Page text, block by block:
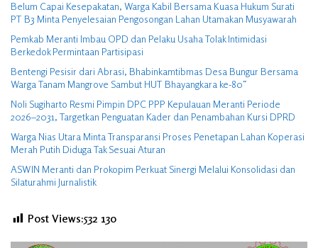
Belum Capai Kesepakatan, Warga Kabil Bersama Kuasa Hukum Surati
PT B3 Minta Penyelesaian Pengosongan Lahan Utamakan Musyawarah
Pemkab Meranti Imbau OPD dan Pelaku Usaha Tolak Intimidasi
Berkedok Permintaan Partisipasi
Bentengi Pesisir dari Abrasi, Bhabinkamtibmas Desa Bungur Bersama
Warga Tanam Mangrove Sambut HUT Bhayangkara ke-80″
Noli Sugiharto Resmi Pimpin DPC PPP Kepulauan Meranti Periode
2026–2031, Targetkan Penguatan Kader dan Penambahan Kursi DPRD
Warga Nias Utara Minta Transparansi Proses Penetapan Lahan Koperasi
Merah Putih Diduga Tak Sesuai Aturan
ASWIN Meranti dan Prokopim Perkuat Sinergi Melalui Konsolidasi dan
Silaturahmi Jurnalistik
Post Views:532 130